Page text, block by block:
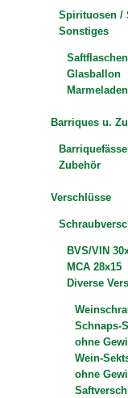
Spirituosen /
Sonstiges
Saftflaschen
Glasballon
Barriques u.
Zubehör
Verschlüsse
BVS/VIN
MCA 28x15
Diverse
Schnaps-
ohne
Wein-
ohne